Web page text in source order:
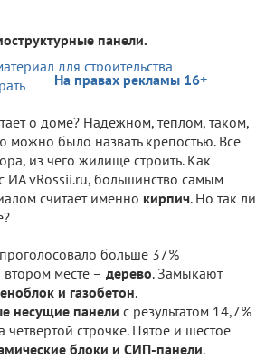
панели.
На правах рекламы 16+
о доме? Надежном, теплом, таком,
можно было назвать крепостью. Все
из чего жилище строить. Как
ИА vRossii.ru, большинство самым
считает именно кирпич. Но так ли
больше 37%
месте – дерево. Замыкают
и газобетон.
несущие панели с результатом 14,7%
четвертой строчке. Пятое и шестое
блоки и СИП-панели.